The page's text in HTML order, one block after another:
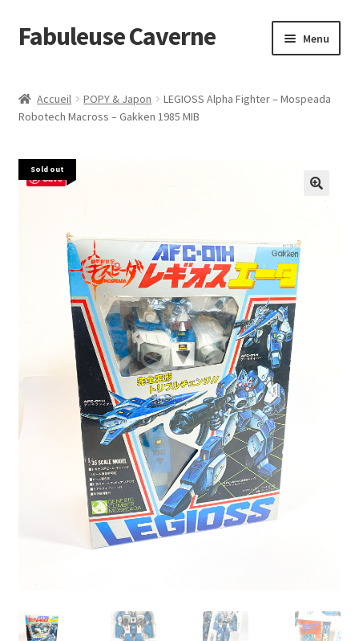
Aller
à
navigation
Aller
au
Fabuleuse Caverne Menu
En boutique
enfant
Superflat Museum Murakami
Accueil POPY & Japon
LEGIOSS Alpha Fighter – Mospeada
Robotech Macross – Gakken 1985 MIB
Sold out
Save